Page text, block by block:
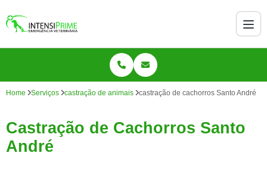
Home Serviços castração de animais castração de cachorros Santo André
Castração de Cachorros Santo
André